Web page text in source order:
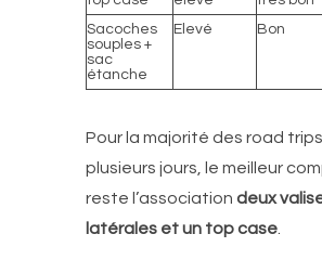
Sacoches
souples +
sac
étanche
Elevé Bon
Pour la majorité des road
plusieurs jours, le meilleur
reste l’association deux
latérales et un top case